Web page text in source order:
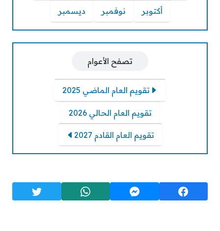
أكتوبر نوفمبر ديسمبر
تصفح الأعوام
تقويم العام الماضي 2025
تقويم العام الحالي 2026
تقويم العام القادم 2027